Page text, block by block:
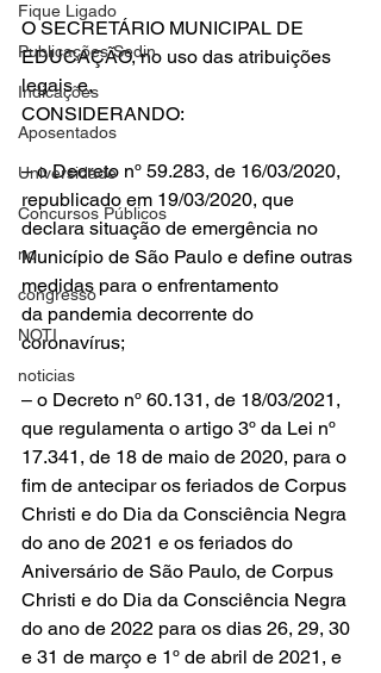
Fique Ligado
Publicações Sedin
Indicações
Aposentados
Universidade
Concursos Públicos
no
congresso
NOTI
noticias
O SECRETÁRIO MUNICIPAL DE
EDUCAÇÃO, no uso das atribuições
legais e,
CONSIDERANDO:
– o Decreto nº 59.283, de 16/03/2020,
republicado em 19/03/2020, que
declara situação de emergência no
Município de São Paulo e define outras
medidas para o enfrentamento
da pandemia decorrente do
coronavírus;
– o Decreto nº 60.131, de 18/03/2021,
que regulamenta o artigo 3º da Lei nº
17.341, de 18 de maio de 2020, para o
fim de antecipar os feriados de Corpus
Christi e do Dia da Consciência Negra
do ano de 2021 e os feriados do
Aniversário de São Paulo, de Corpus
Christi e do Dia da Consciência Negra
do ano de 2022 para os dias 26, 29, 30
e 31 de março e 1º de abril de 2021, e